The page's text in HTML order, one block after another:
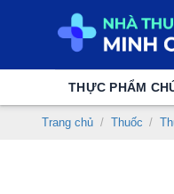
THỰC PHẨM
Trang chủ / Thuốc /